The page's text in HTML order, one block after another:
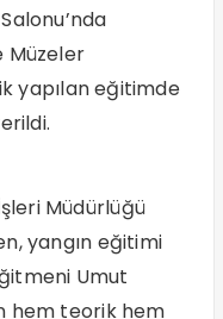
Müzeler
yapılan eğitimde
Müdürlüğü
yangın eğitimi
Umut
hem teorik hem